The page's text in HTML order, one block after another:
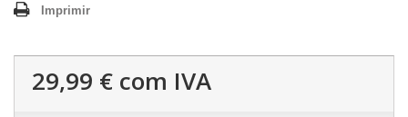
Imprimir
29,99 € com IVA